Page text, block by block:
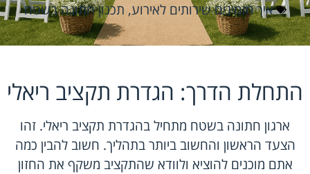
איך מזמינים שירותים לאירוע,תכנון חתונה בשטח
התחלת הדרך: הגדרת תקציב ריאלי
ארגון חתונה בשטח מתחיל בהגדרת תקציב ריאלי. זהו
הצעד הראשון והחשוב ביותר בתהליך. חשוב להבין כמה
אתם מוכנים להוציא ולוודא שהתקציב משקף את החזון